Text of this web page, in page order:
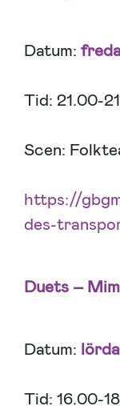
Datum:
Tid: 21.00-
Scen:
https://
des-
Duets –
Datum:
Tid: 16.00-